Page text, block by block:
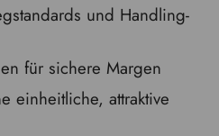
und Handling-
für sichere Margen
einheitliche, attraktive